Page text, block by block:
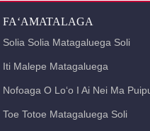
FAʻAMATALAGA
Solia Solia Matagaluega Soli
Iti Malepe Matagaluega
Nofoaga O Loʻo I Ai Nei Ma
Toe Totoe Matagaluega Soli